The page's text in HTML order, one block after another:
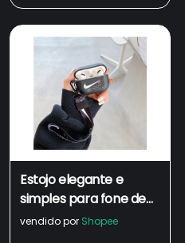
Estojo elegante e
simples para fone de
ouvido AirPods 3,
vendido por Shopee